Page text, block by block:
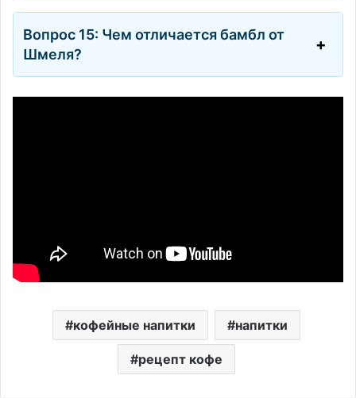
Вопрос 15: Чем отличается бамбл от
Шмеля?
кофейные напитки напитки
рецепт кофе